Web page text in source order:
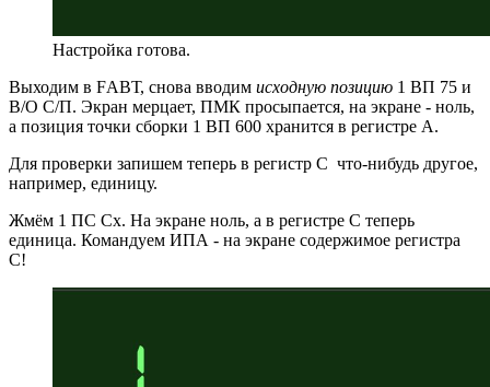
Настройка готова.
Выходим в FАВТ, снова вводим исходную позицию 1 ВП 75 и
В/О С/П. Экран мерцает, ПМК просыпается, на экране - ноль,
а позиция точки сборки 1 ВП 600 хранится в регистре А.
Для проверки запишем теперь в регистр С что-нибудь другое,
например, единицу.
Жмём 1 ПС Сх. На экране ноль, а в регистре С теперь
единица. Командуем ИПА - на экране содержимое регистра
С!